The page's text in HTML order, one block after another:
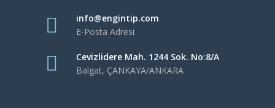
info@engintip.com
E-Posta Adresi
Cevizlidere Mah. 1244 Sok. No:8/A
Balgat, ÇANKAYA/ANKARA